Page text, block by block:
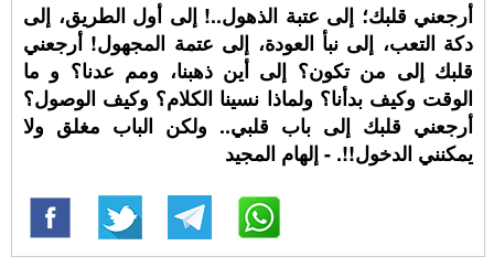
أرجعني قلبك؛ إلى عتبة الذهول..! إلى أول الطريق، إلى
دكة التعب، إلى نبأ العودة، إلى عتمة المجهول! أرجعني
قلبك إلى من تكون؟ إلى أين ذهبنا، ومم عدنا؟ و ما
الوقت وكيف بدأنا؟ ولماذا نسينا الكلام؟ وكيف الوصول؟
أرجعني قلبك إلى باب قلبي.. ولكن الباب مغلق ولا
يمكنني الدخول!!. - إلهام المجيد